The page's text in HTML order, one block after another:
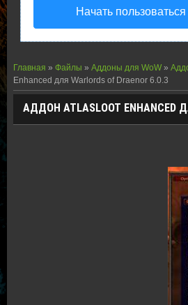
Начать
Главная » Файлы » Аддоны для WoW »
Enhanced для Warlords of Draenor 6.0.3
АДДОН ATLASLOOT ENHANCED